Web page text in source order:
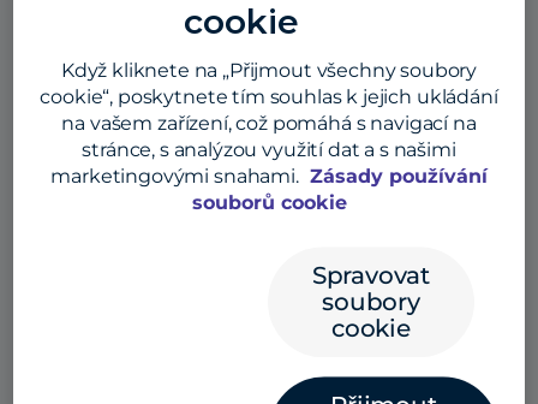
cookie
Když kliknete na „Přijmout všechny soubory
cookie“, poskytnete tím souhlas k jejich ukládání
na vašem zařízení, což pomáhá s navigací na
stránce, s analýzou využití dat a s našimi
marketingovými snahami. Zásady používání
souborů cookie
Spravovat
soubory
cookie